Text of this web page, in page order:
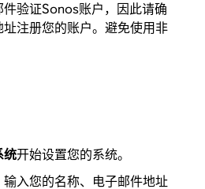
验证Sonos账户，因此请确
注册您的账户。避免使用非
统开始设置您的系统。
入您的名称、电子邮件地址